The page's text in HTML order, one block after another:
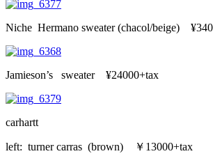
Niche Hermano sweater (chacol/beige)
Jamieson’s sweater ¥24000+tax
carhartt
left: turner carras (brown) ￥13000+tax